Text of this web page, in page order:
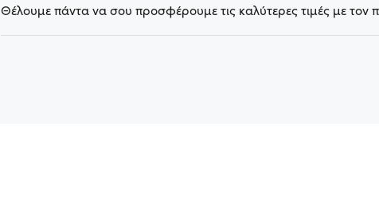
Θέλουμε πάντα να σου προσφέρουμε τις καλύτερες τιμές με τον